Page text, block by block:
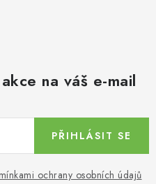
na váš e-mail
ochrany osobních údajů
PŘIHLÁSIT SE